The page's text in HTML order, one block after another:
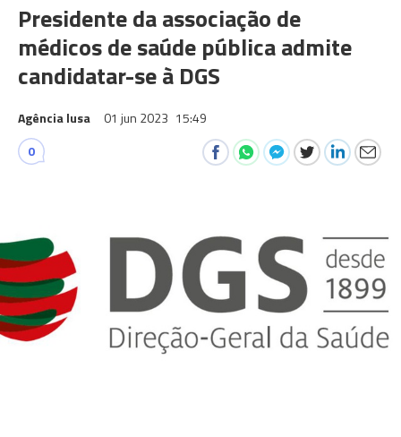
Presidente da associação de
médicos de saúde pública admite
candidatar-se à DGS
Agência lusa 01 jun 2023 15:49
0